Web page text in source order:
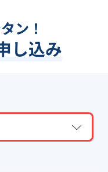
ン！
し込み